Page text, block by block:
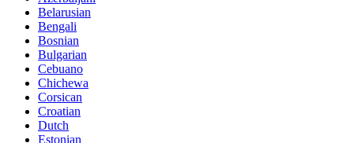
Belarusian
Bengali
Bosnian
Bulgarian
Cebuano
Chichewa
Corsican
Croatian
Dutch
Estonian